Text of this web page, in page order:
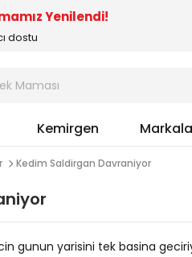
Yenilendi!
dostu
Kemirgen
Kedim Saldirgan Davraniyor
gunun yarisini tek basina